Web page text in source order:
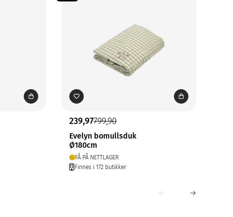
239,97799,90
Evelyn bomullsduk
Ø180cm
FÅ PÅ NETTLAGER
Finnes i 172 butikker